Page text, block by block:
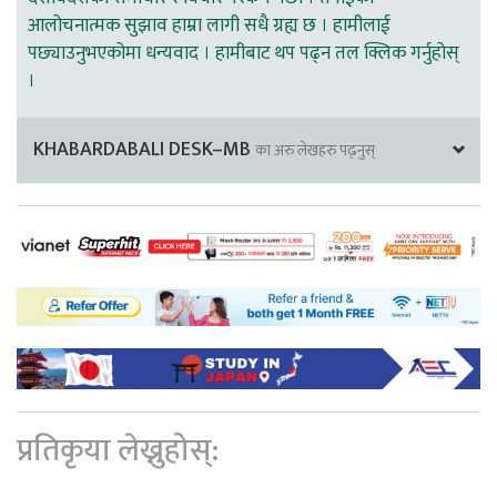
आलोचनात्मक सुझाव हाम्रा लागी सधै ग्रह्य छ । हामीलाई
पछ्याउनुभएकोमा धन्यवाद । हामीबाट थप पढ्न तल क्लिक गर्नुहोस्
।
KHABARDABALI DESK–MB का अरु लेखहरु पढ्नुस्
प्रतिकृया लेख्नुहोस्: